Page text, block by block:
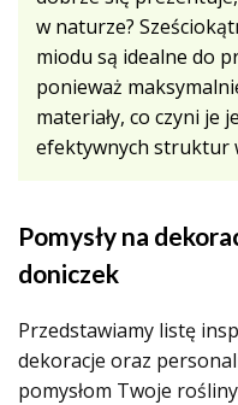
w naturze?
miodu są idealne do
ponieważ
materiały, co czyni je
efektywnych struktur
Pomysły na
doniczek
Przedstawiamy listę
dekoracje oraz
pomysłom Twoje